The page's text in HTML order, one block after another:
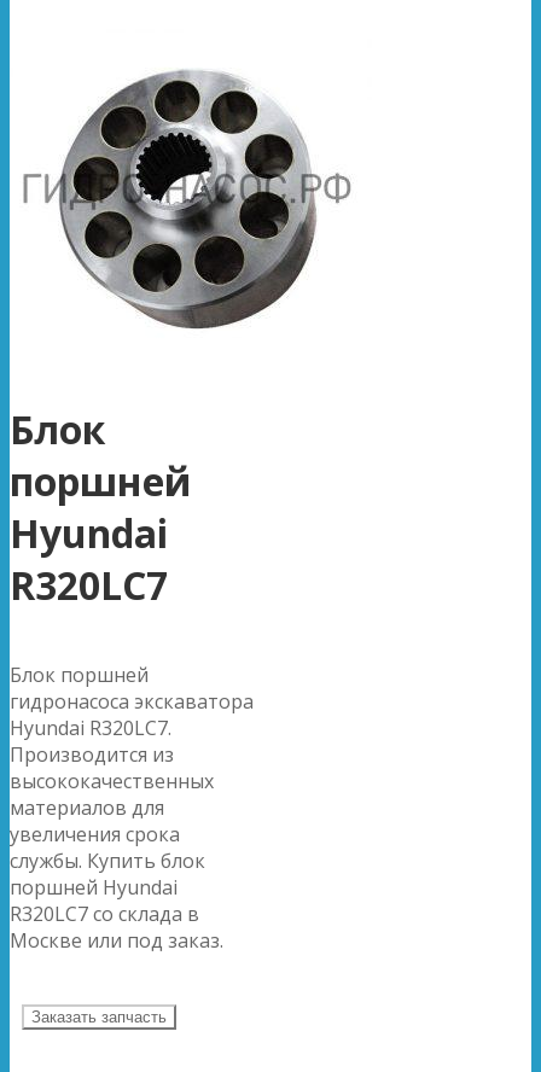
Блок
поршней
Hyundai
R320LC7
Блок поршней
гидронасоса экскаватора
Hyundai R320LC7.
Производится из
высококачественных
материалов для
увеличения срока
службы. Купить блок
поршней Hyundai
R320LC7 со склада в
Москве или под заказ.
Заказать запчасть